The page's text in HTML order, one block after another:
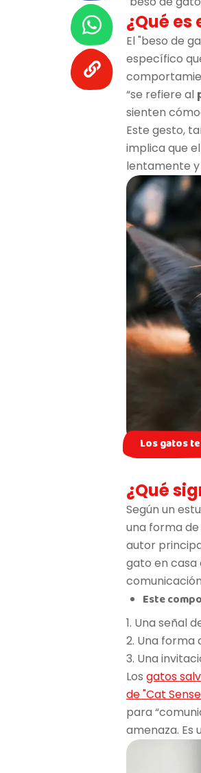
¿Qué
El "beso de
específico
“se refiere al
sienten
Este gesto,
implica que
lentamente y
Los gatos
¿Qué
Según un
una forma
autor
gato en casa
Este
1. Una señal
2. Una forma
3. Una
Los gatos
de "Cat
para
amenaza.